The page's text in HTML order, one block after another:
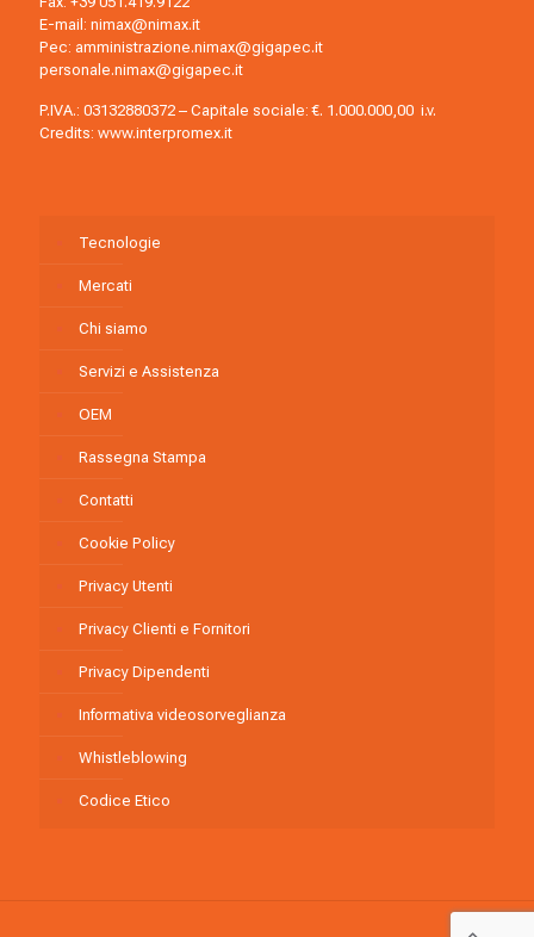
E-mail: nimax@nimax.it
Pec: amministrazione.nimax@gigapec.it
personale.nimax@gigapec.it
P.IVA.: 03132880372 – Capitale sociale: €. 1.000.000,00 i.v.
Credits: www.interpromex.it
Tecnologie
Mercati
Chi siamo
Servizi e Assistenza
OEM
Rassegna Stampa
Contatti
Cookie Policy
Privacy Utenti
Privacy Clienti e Fornitori
Privacy Dipendenti
Informativa videosorveglianza
Whistleblowing
Codice Etico